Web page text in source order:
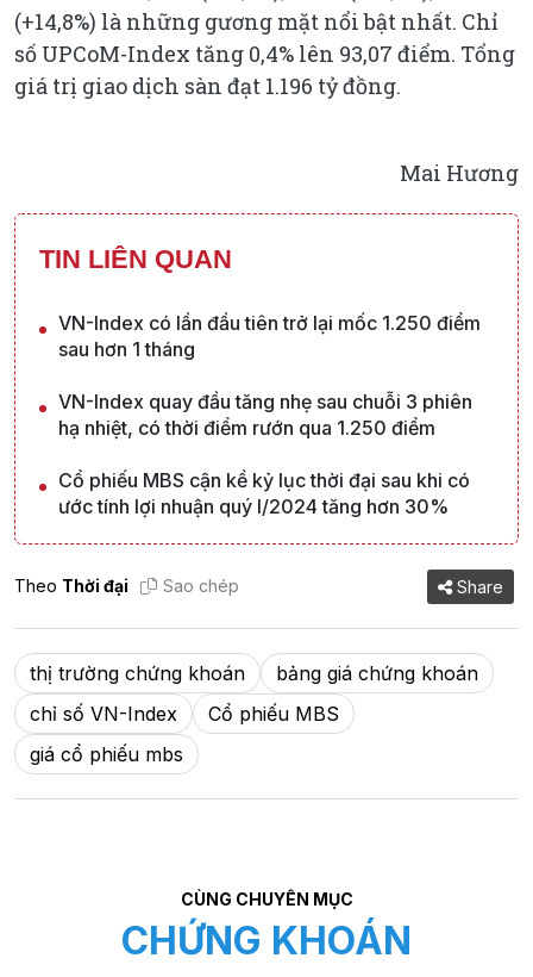
(+14,8%) là những gương mặt nổi bật nhất. Chỉ
số UPCoM-Index tăng 0,4% lên 93,07 điểm. Tổng
giá trị giao dịch sàn đạt 1.196 tỷ đồng.
Mai Hương
TIN LIÊN QUAN
VN-Index có lần đầu tiên trở lại mốc 1.250 điểm
sau hơn 1 tháng
VN-Index quay đầu tăng nhẹ sau chuỗi 3 phiên
hạ nhiệt, có thời điểm rướn qua 1.250 điểm
Cổ phiếu MBS cận kề kỷ lục thời đại sau khi có
ước tính lợi nhuận quý I/2024 tăng hơn 30%
Theo Thời đại Sao chép Share
thị trường chứng khoán
bảng giá chứng khoán
chỉ số VN-Index
Cổ phiếu MBS
giá cổ phiếu mbs
CÙNG CHUYÊN MỤC
CHỨNG KHOÁN